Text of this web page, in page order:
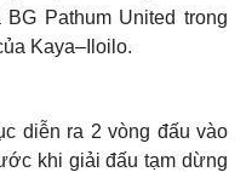
Pathum United trong
Kaya–Iloilo.
diễn ra 2 vòng đấu vào
khi giải đấu tạm dừng